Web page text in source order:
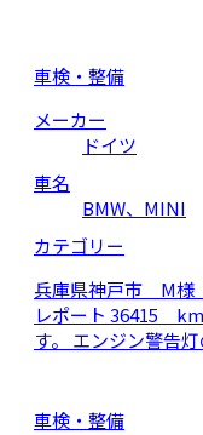
車検・整備
メーカー
ドイツ
車名
BMW、MINI
カテゴリー
兵庫県神戸市 M
レポート 36415
す。 エンジン警告
車検・整備